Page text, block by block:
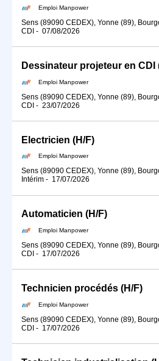
Emploi Manpower
Sens (89090 CEDEX), Yonne (89),
CDI - 07/08/2026
Dessinateur projeteur en CDI
Emploi Manpower
Sens (89090 CEDEX), Yonne (89),
CDI - 23/07/2026
Electricien (H/F)
Emploi Manpower
Sens (89090 CEDEX), Yonne (89),
Intérim - 17/07/2026
Automaticien (H/F)
Emploi Manpower
Sens (89090 CEDEX), Yonne (89),
CDI - 17/07/2026
Technicien procédés (H/F)
Emploi Manpower
Sens (89090 CEDEX), Yonne (89),
CDI - 17/07/2026